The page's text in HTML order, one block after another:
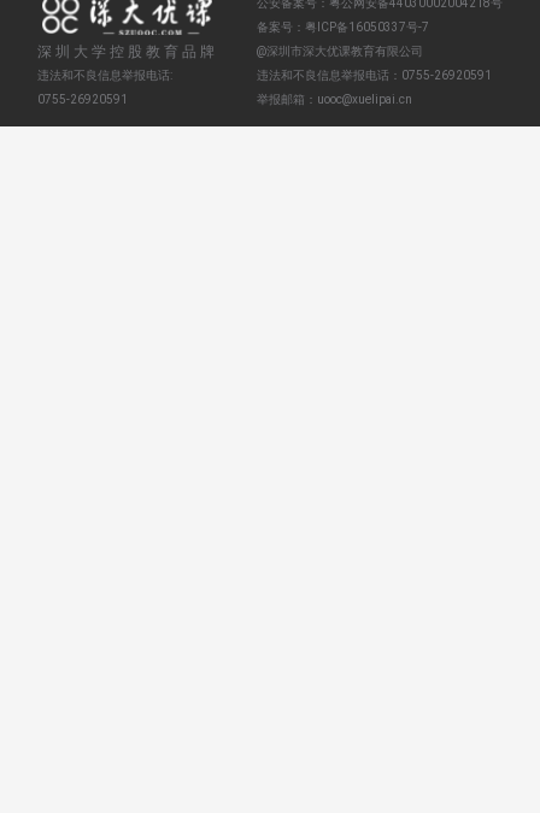
深圳大学控股教育品牌
违法和不良信息举报电话:
0755-26920591
公安备案号： 粤公网安备44030002004218号
备案号： 粤ICP备16050337号-7
@深圳市深大优课教育有限公司
违法和不良信息举报电话： 0755-26920591
举报邮箱： uooc@xuelipai.cn